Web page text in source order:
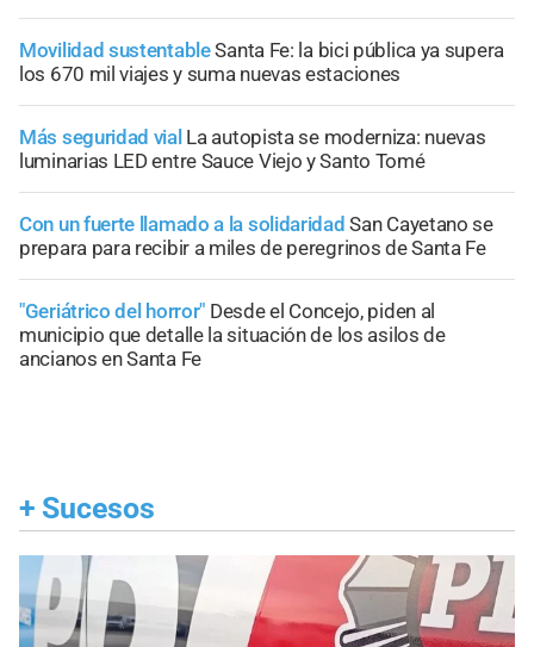
Movilidad sustentableSanta Fe: la bici pública ya supera
los 670 mil viajes y suma nuevas estaciones
Más seguridad vial La autopista se moderniza: nuevas
luminarias LED entre Sauce Viejo y Santo Tomé
Con un fuerte llamado a la solidaridad San Cayetano se
prepara para recibir a miles de peregrinos de Santa Fe
"Geriátrico del horror" Desde el Concejo, piden al
municipio que detalle la situación de los asilos de
ancianos en Santa Fe
+ Sucesos